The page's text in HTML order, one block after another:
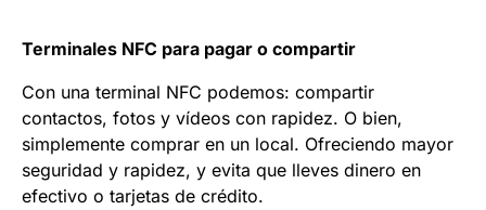
Terminales NFC para pagar o compartir
Con una terminal NFC podemos: compartir
contactos, fotos y vídeos con rapidez. O bien,
simplemente comprar en un local. Ofreciendo mayor
seguridad y rapidez, y evita que lleves dinero en
efectivo o tarjetas de crédito.